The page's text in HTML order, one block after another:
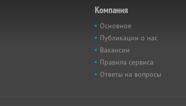
Компания
Основное
Публикации о нас
Вакансии
Правила сервиса
Ответы на вопросы